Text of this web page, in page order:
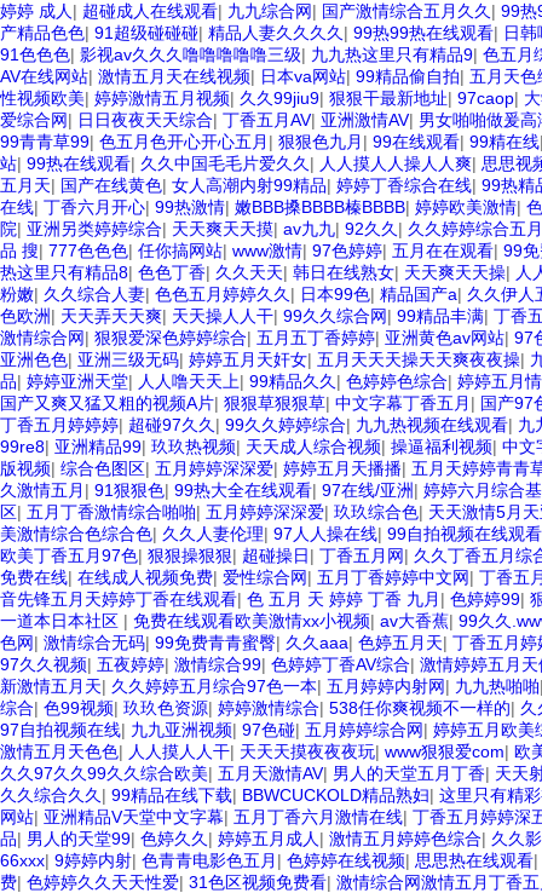
婷婷 成人 | 超碰成人在线观看| 九九综合网| 国产激情综合五月久久 | 99热
产精品色色| 91超级碰碰碰| 精品人妻久久久久 | 99热99热在线观看| 日
91色色色| 影视av久久久噜噜噜噜噜三级| 九九热这里只有精品9| 色五月
AV在线网站| 激情五月天在线视频| 日本va网站| 99精品偷自拍| 五月天色
性视频欧美| 婷婷激情五月视频| 久久99jiu9| 狠狠干最新地址| 97caop|
爱综合网| 日日夜夜天天综合| 丁香五月AV| 亚洲激情AV| 男女啪啪做爰高
99青青草99| 色五月色开心开心五月 | 狠狠色九月 | 99在线观看| 99精在线
站| 99热在线观看| 久久中国毛毛片爱久久 | 人人摸人人操人人爽| 思思视
五月天| 国产在线黄色| 女人高潮内射99精品| 婷婷丁香综合在线| 99热精
在线| 丁香六月开心| 99热激情| 嫩BBB搡BBBB榛BBBB| 婷婷欧美激情|
院| 亚洲另类婷婷综合| 天天爽天天摸| av九九| 92久久 | 久久婷婷综合五
品 搜| 777色色色| 任你搞网站| www激情| 97色婷婷| 五月在在观看| 99
热这里只有精品8| 色色丁香| 久久天天| 韩日在线熟女| 天天爽天天操| 人
粉嫩| 久久综合人妻| 色色五月婷婷久久 | 日本99色| 精品国产a| 久久伊人
色欧洲| 天天弄天天爽| 天天操人人干| 99久久综合网| 99精品丰满| 丁香
激情综合网| 狠狠爱深色婷婷综合| 五月五丁香婷婷| 亚洲黄色av网站| 97
亚洲色色| 亚洲三级无码| 婷婷五月天奸女| 五月天天天操天天爽夜夜操|
品| 婷婷亚洲天堂| 人人噜天天上| 99精品久久 | 色婷婷色综合| 婷婷五月情
国产又爽又猛又粗的视频A片| 狠狠草狠狠草| 中文字幕丁香五月 | 国产97
丁香五月婷婷婷| 超碰97久久 | 99久久婷婷综合| 九九热视频在线观看| 九
99re8| 亚洲精品99| 玖玖热视频| 天天成人综合视频| 操逼福利视频| 中文
版视频| 综合色图区| 五月婷婷深深爱| 婷婷五月天播播| 五月天婷婷青青
久激情五月 | 91狠狠色| 99热大全在线观看| 97在线/亚洲| 婷婷六月综合
区| 五月丁香激情综合啪啪| 五月婷婷深深爱| 玖玖综合色| 天天激情5月
美激情综合色综合色| 久久人妻伦理| 97人人操在线| 99自拍视频在线观看
欧美丁香五月97色| 狠狠操狠狠| 超碰操日| 丁香五月网| 久久丁香五月综
免费在线| 在线成人视频免费| 爱性综合网| 五月丁香婷婷中文网| 丁香五
音先锋五月天婷婷丁香在线观看| 色 五月 天 婷婷 丁香 九月 | 色婷婷99|
一道本日本社区 | 免费在线观看欧美激情xx小视频| av大香蕉| 99久久
色网| 激情综合无码| 99免费青青蜜臀| 久久aaa| 色婷五月天| 丁香五月婷
97久久视频| 五夜婷婷| 激情综合99| 色婷婷丁香AV综合| 激情婷婷五月
新激情五月天| 久久婷婷五月综合97色一本| 五月婷婷内射网| 九九热啪啪
综合| 色99视频| 玖玖色资源| 婷婷激情综合| 538任你爽视频不一样的| 久
97自拍视频在线| 九九亚洲视频| 97色碰| 五月婷婷综合网| 婷婷五月欧美
激情五月天色色| 人人摸人人干| 天天天摸夜夜夜玩| www狠狠爱com| 欧
久久97久久99久久综合欧美| 五月天激情AV| 男人的天堂五月丁香| 天天
久久综合久久 | 99精品在线下载| BBWCUCKOLD精品熟妇| 这里只有精
网站| 亚洲精品V天堂中文字幕| 五月丁香六月激情在线| 丁香五月婷婷深
品| 男人的天堂99| 色婷久久 | 婷婷五月成人 | 激情五月婷婷色综合| 久久
66xxx| 9婷婷内射| 色青青电影色五月 | 色婷婷在线视频| 思思热在线观看|
费| 色婷婷久久天天性爱| 31色区视频免费看| 激情综合网激情五月丁香